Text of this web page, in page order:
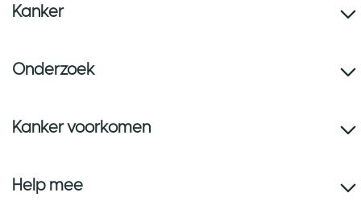
Kanker
Onderzoek
Kanker voorkomen
Help mee